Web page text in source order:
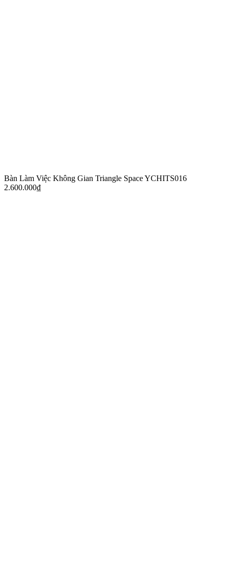
Bàn Làm Việc Không Gian Triangle Space YCHITS016
2.600.000₫